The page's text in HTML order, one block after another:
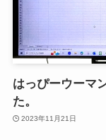
はっぴーウーマ
た。
2023年11月21日